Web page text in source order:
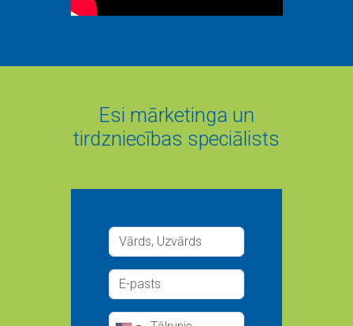
Esi mārketinga un
tirdzniecības speciālists